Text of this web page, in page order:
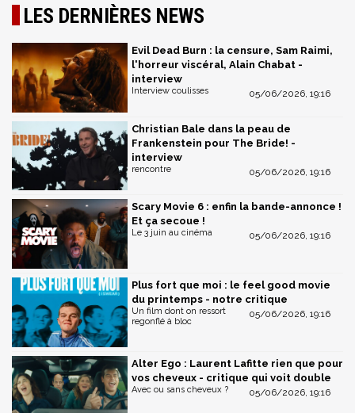
LES DERNIÈRES NEWS
Evil Dead Burn : la censure, Sam Raimi,
l'horreur viscéral, Alain Chabat -
interview
05/06/2026, 19:16
Interview coulisses
Christian Bale dans la peau de
Frankenstein pour The Bride! -
interview
05/06/2026, 19:16
rencontre
Scary Movie 6 : enfin la bande-annonce !
Et ça secoue !
05/06/2026, 19:16
Le 3 juin au cinéma
Plus fort que moi : le feel good movie
du printemps - notre critique
05/06/2026, 19:16
Un film dont on ressort
regonflé à bloc
Alter Ego : Laurent Lafitte rien que pour
vos cheveux - critique qui voit double
05/06/2026, 19:16
Avec ou sans cheveux ?